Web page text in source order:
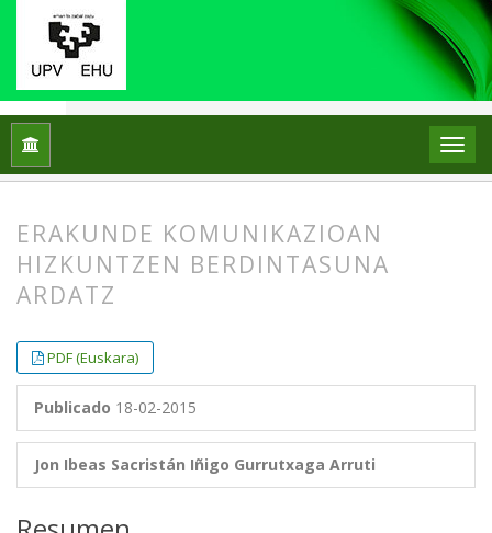
Inicio III. Ikasleen
ERAKUNDE KOMUNIKAZIOAN
HIZKUNTZEN BERDINTASUNA
ARDATZ
PDF (Euskara)
Publicado 18-02-2015
Jon Ibeas Sacristán Iñigo Gurrutxaga Arruti